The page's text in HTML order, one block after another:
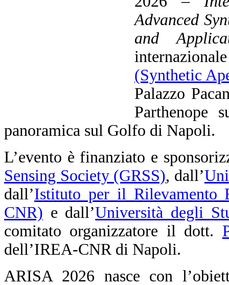
Advanced
and
(Synthetic
Palazzo
Parthenope
panoramica sul Golfo di Napoli.
L’evento è finanziato e
Sensing Society (GRSS), dall’
dall’Istituto per il Rilevamento
CNR) e dall’Università degli
comitato organizzatore il dott.
dell’IREA-CNR di Napoli.
ARISA 2026 nasce con